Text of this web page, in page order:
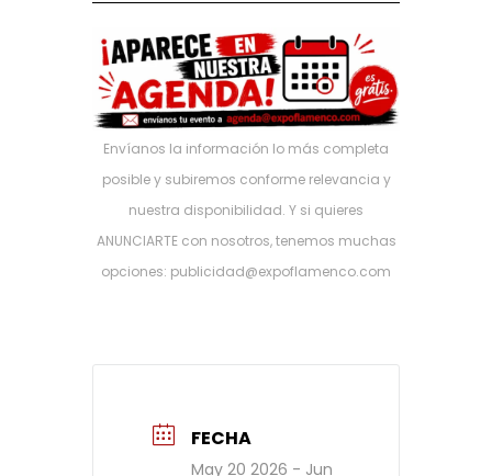
Envíanos la información lo más completa
posible y subiremos conforme relevancia y
nuestra disponibilidad. Y si quieres
ANUNCIARTE con nosotros, tenemos muchas
opciones: publicidad@expoflamenco.com
FECHA
May 20 2026 - Jun